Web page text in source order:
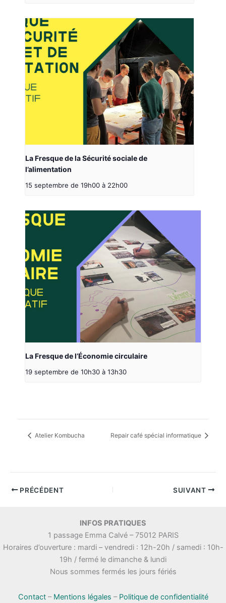
La Fresque de la Sécurité sociale de
l’alimentation
15 septembre de 19h00 à 22h00
La Fresque de l’Économie circulaire
19 septembre de 10h30 à 13h30
Atelier Kombucha Repair café spécial informatique
PRÉCÉDENT SUIVANT
INFOS PRATIQUES
1 passage Emma Calvé – 75012 PARIS
Horaires d’ouverture : mardi – vendredi : 12h-20h / samedi : 10h-
19h / fermé le dimanche & lundi
Nous sommes fermés les jours fériés
Contact– Mentions légales – Politique de confidentialité